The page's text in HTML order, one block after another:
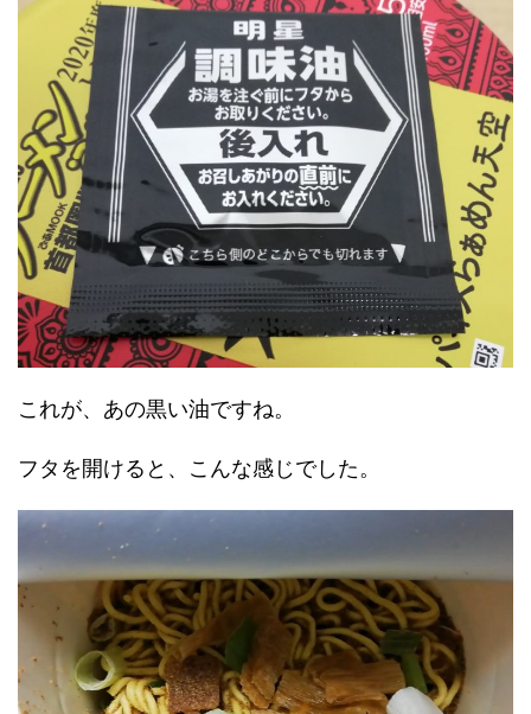
これが、あの黒い油ですね。
フタを開けると、こんな感じでした。